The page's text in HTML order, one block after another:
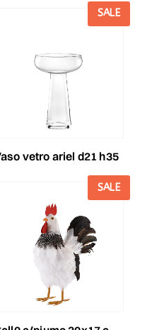
SALE
vaso vetro ariel d21 h35
SALE